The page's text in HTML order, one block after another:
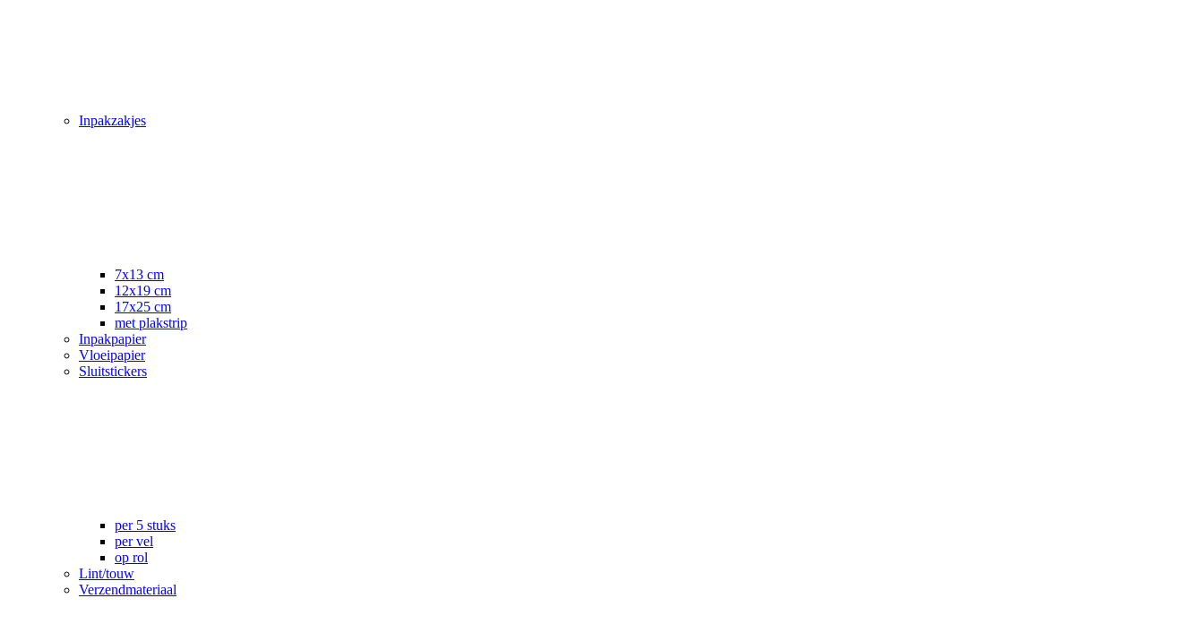
Inpakzakjes
7x13 cm
12x19 cm
17x25 cm
met plakstrip
Inpakpapier
Vloeipapier
Sluitstickers
per 5 stuks
per vel
op rol
Lint/touw
Verzendmateriaal